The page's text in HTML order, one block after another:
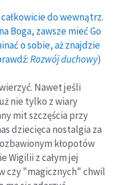
do wewnątrz.
Boga, zawsze mieć Go
o sobie, aż znajdzie
Rozwój duchowy)
Nawet jeśli
nie tylko z wiary
mit szczęścia przy
dziecięca nostalgia za
kłopotów
Wigilii z całym jej
czy "magicznych" chwil